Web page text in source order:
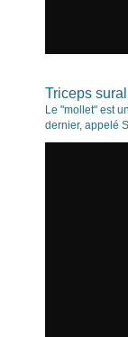
Triceps sural
Le "mollet" est
dernier, appelé